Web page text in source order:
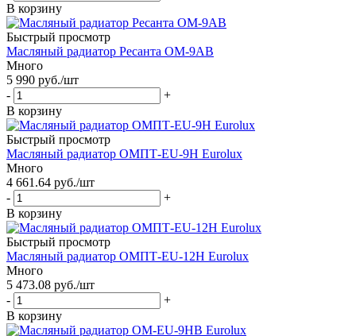
В корзину
Быстрый просмотр
Масляный радиатор Ресанта ОМ-9АВ
Много
5 990 руб./шт
-
+
В корзину
Быстрый просмотр
Масляный радиатор ОМПТ-EU-9Н Eurolux
Много
4 661.64 руб./шт
-
+
В корзину
Быстрый просмотр
Масляный радиатор ОМПТ-EU-12Н Eurolux
Много
5 473.08 руб./шт
-
+
В корзину